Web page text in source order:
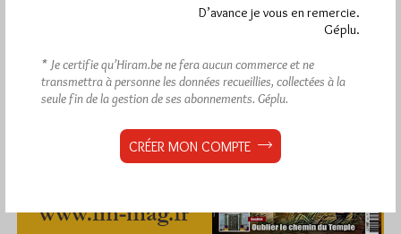
D’avance je vous en remercie.
Géplu.
* Je certifie qu’Hiram.be ne fera aucun commerce et ne
transmettra à personne les données recueillies, collectées à la
seule fin de la gestion de ses abonnements. Géplu.
CRÉER MON COMPTE